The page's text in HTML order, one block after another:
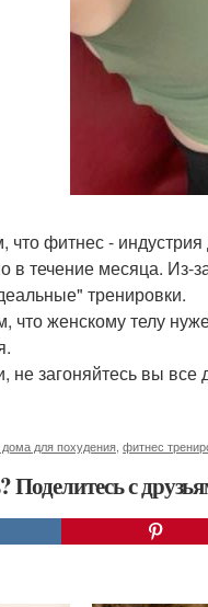
фитнес - индустрия
в течение месяца. Из-
тренировки.
что женскому телу
не загоняйтесь вы все
дома для похудения фитнес
Поделитесь с